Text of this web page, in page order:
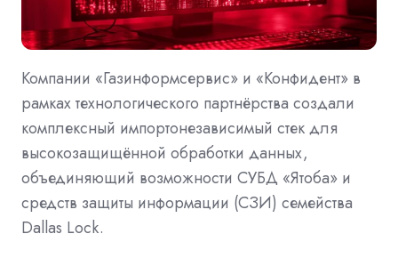
Компании «Газинформсервис» и «Конфидент» в
рамках технологического партнёрства создали
комплексный импортонезависимый стек для
высокозащищённой обработки данных,
объединяющий возможности СУБД «Ятоба» и
средств защиты информации (СЗИ) семейства
Dallas Lock.